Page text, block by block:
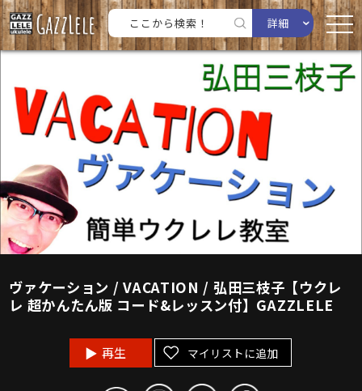
詳細
ヴァケーション / VACATION / 弘田三枝子【ウクレ
レ 超かんたん版 コード&レッスン付】GAZZLELE
再生 マイリストに追加